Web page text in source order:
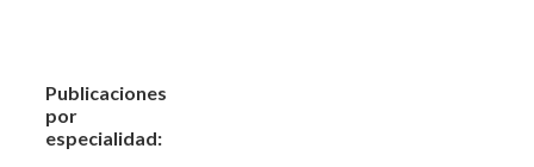
Publicaciones
por
especialidad: